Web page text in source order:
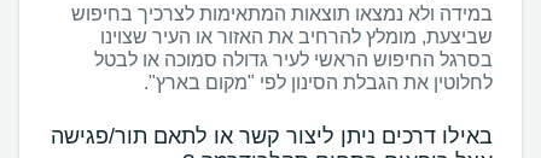
במידה ולא נמצאו תוצאות המתאימות לצרכיך בחיפוש
שביצעת, מומלץ להרחיב את האזור או העיר שצוינו
בסרגל החיפוש הראשי לעיר גדולה סמוכה או לבטל
לחלוטין את הגבלת הסינון לפי "מקום בארץ".
באילו דרכים ניתן ליצור קשר או לתאם תור/פגישה